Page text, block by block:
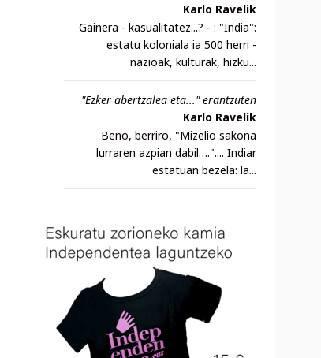
Karlo Ravelik
Gainera - kasualitatez...? - : "India":
estatu koloniala ia 500 herri -
nazioak, kulturak, hizku...
"Ezker abertzalea eta..." erantzuten
Karlo Ravelik
Beno, berriro, "Mizelio sakona
lurraren azpian dabil….".... Indiar
estatuan bezela: la...